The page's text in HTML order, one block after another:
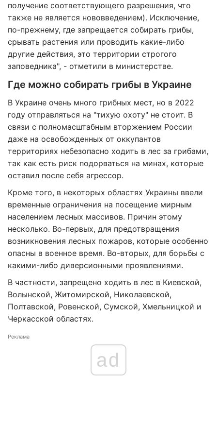
получение соответствующего разрешения, что
также не является нововведением). Исключение,
по-прежнему, где запрещается собирать грибы,
срывать растения или проводить какие-либо
другие действия, это территории строгого
заповедника", - отметили в министерстве.
Где можно собирать грибы в Украине
В Украине очень много грибных мест, но в 2022
году отправляться на "тихую охоту" не стоит. В
связи с полномасштабным вторжением России
даже на освобожденных от оккупантов
территориях небезопасно ходить в лес за грибами,
так как есть риск подорваться на минах, которые
оставил после себя агрессор.
Кроме того, в некоторых областях Украины ввели
временные ограничения на посещение мирным
населением лесных массивов. Причин этому
несколько. Во-первых, для предотвращения
возникновения лесных пожаров, которые особенно
опасны в военное время. Во-вторых, для борьбы с
какими-либо диверсионными проявлениями.
В частности, запрещено ходить в лес в Киевской,
Волынской, Житомирской, Николаевской,
Полтавской, Ровенской, Сумской, Хмельницкой и
Черкасской областях.
Реклама
ad